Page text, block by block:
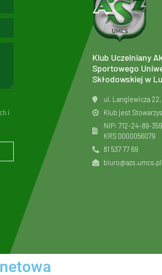
i
Klub Uczelniany
Sportowego
Skłodowskiej w
ul. Langiewicza
Klub jest
NIP: 712-24-89-
KRS 0000056079
81 537 77 69
biuro@azs.umcs.pl